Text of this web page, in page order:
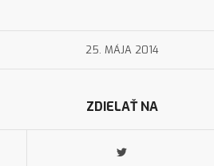
25. MÁJA 2014
ZDIELAŤ NA